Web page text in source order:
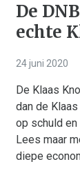
De
echte
24 juni 2020
De Klaas
dan de
op schuld
Lees maar
diepe